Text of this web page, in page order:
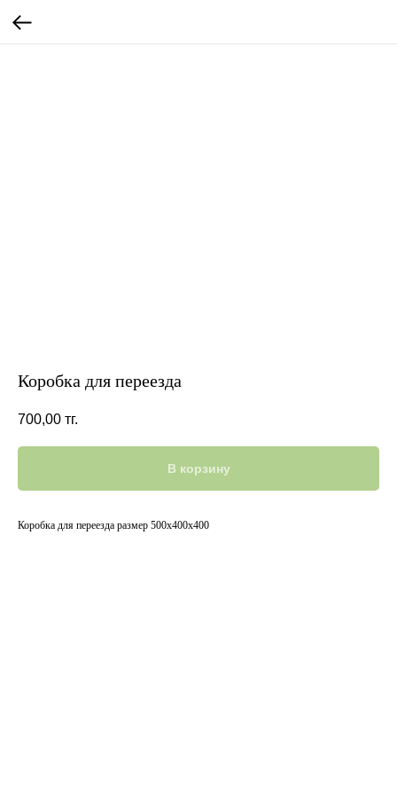
Коробка для переезда
700,00 тг.
В корзину
Коробка для переезда размер 500х400х400